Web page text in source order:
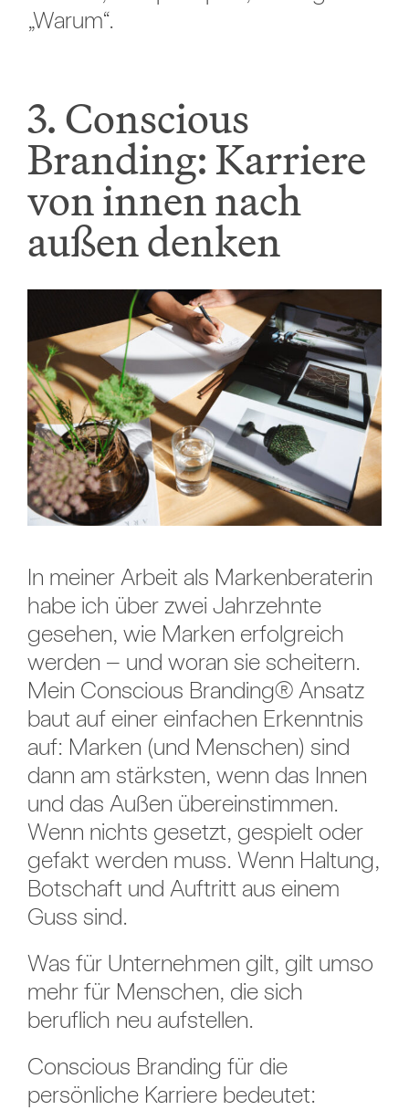
„Warum“.
3. Conscious
Branding: Karriere
von innen nach
außen denken
In meiner Arbeit als Markenberaterin
habe ich über zwei Jahrzehnte
gesehen, wie Marken erfolgreich
werden – und woran sie scheitern.
Mein Conscious Branding® Ansatz
baut auf einer einfachen Erkenntnis
auf: Marken (und Menschen) sind
dann am stärksten, wenn das Innen
und das Außen übereinstimmen.
Wenn nichts gesetzt, gespielt oder
gefakt werden muss. Wenn Haltung,
Botschaft und Auftritt aus einem
Guss sind.
Was für Unternehmen gilt, gilt umso
mehr für Menschen, die sich
beruflich neu aufstellen.
Conscious Branding für die
persönliche Karriere bedeutet: